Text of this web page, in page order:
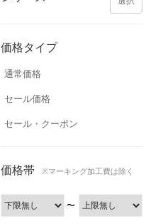
価格タイプ
通常価格
セール価格
セール・クーポン
価格帯 ※マーキング加工費は除く
〜